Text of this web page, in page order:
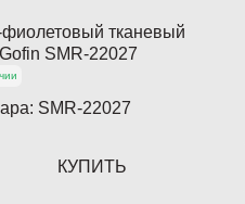
фиолетовый тканевый
SMR-22027
SMR-22027
КУПИТЬ